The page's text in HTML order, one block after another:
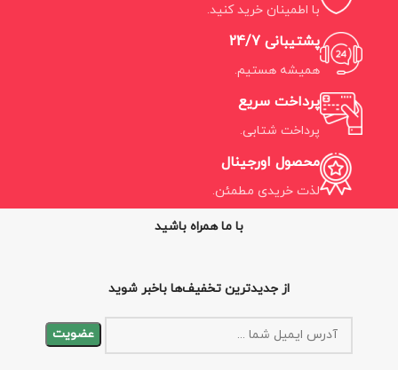
با اطمینان خرید کنید.
پشتیبانی 24/7
همیشه هستیم.
پرداخت سریع
پرداخت شتابی.
محصول اورجینال
لذت خریدی مطمئن.
با ما همراه باشید
از جدیدترین تخفیف‌ها باخبر شوید